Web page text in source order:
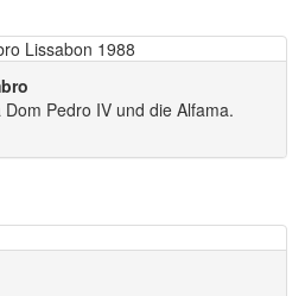
Pedro IV und die Alfama.